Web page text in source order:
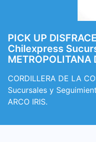
PICK UP
Chilexpress
METROPOLITANA
CORDILLERA DE LA
Sucursales y
ARCO IRIS.